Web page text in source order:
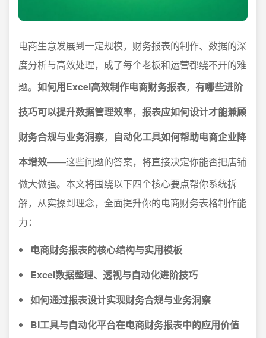
电商生意发展到一定规模，财务报表的制作、数据的深
度分析与高效处理，成了每个老板和运营都绕不开的难
题。 如何用Excel高效制作电商财务报表， 有哪些进阶
技巧可以提升数据管理效率， 报表应如何设计才能兼顾
财务合规与业务洞察， 自动化工具如何帮助电商企业降
本增效——这些问题的答案，将直接决定你能否把店铺
做大做强。本文将围绕以下四个核心要点帮你系统拆
解，从实操到理念，全面提升你的电商财务表格制作能
力：
电商财务报表的核心结构与实用模板
Excel数据整理、透视与自动化进阶技巧
如何通过报表设计实现财务合规与业务洞察
BI工具与自动化平台在电商财务报表中的应用价值